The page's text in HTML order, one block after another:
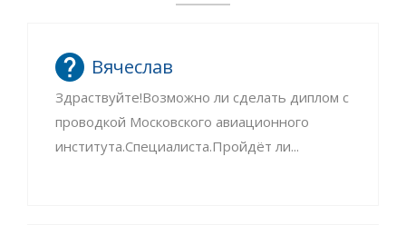
Вячеслав
Здраствуйте!Возможно ли сделать диплом с
проводкой Московского авиационного
института.Специалиста.Пройдёт ли...